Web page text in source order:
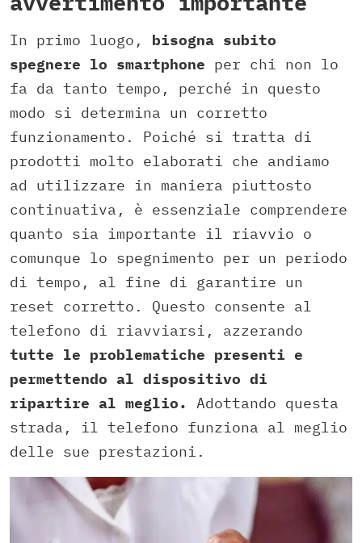
In primo luogo, bisogna subito
spegnere lo smartphone per chi non lo
fa da tanto tempo, perché in questo
modo si determina un corretto
funzionamento. Poiché si tratta di
prodotti molto elaborati che andiamo
ad utilizzare in maniera piuttosto
continuativa, è essenziale comprendere
quanto sia importante il riavvio o
comunque lo spegnimento per un periodo
di tempo, al fine di garantire un
reset corretto. Questo consente al
telefono di riavviarsi, azzerando
tutte le problematiche presenti e
permettendo al dispositivo di
ripartire al meglio.
Adottando questa
strada, il telefono funziona al meglio
delle sue prestazioni.